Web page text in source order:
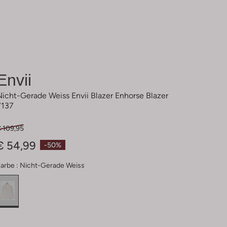
Gerade Weiss Envii Blazer Enhorse Blazer
-50%
109,95
54,99
: Nicht-Gerade Weiss